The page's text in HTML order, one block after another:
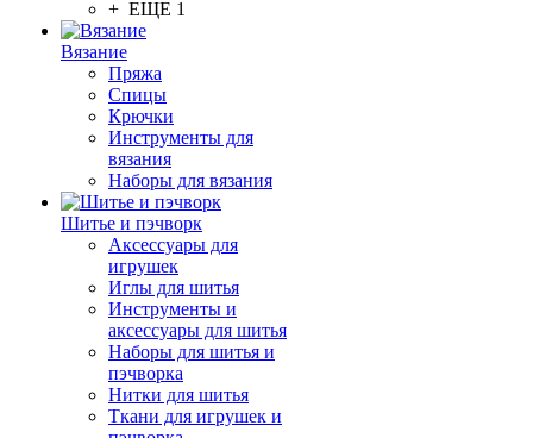
+ ЕЩЕ 1
Вязание
Пряжа
Спицы
Крючки
Инструменты для
вязания
Наборы для вязания
Шитье и пэчворк
Аксессуары для
игрушек
Иглы для шитья
Инструменты и
аксессуары для шитья
Наборы для шитья и
пэчворка
Нитки для шитья
Ткани для игрушек и